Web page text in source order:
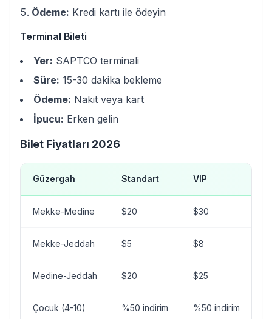
Ödeme: Kredi kartı ile ödeyin
Terminal Bileti
Yer: SAPTCO terminali
Süre: 15-30 dakika bekleme
Ödeme: Nakit veya kart
İpucu: Erken gelin
Bilet Fiyatları 2026
Güzergah Standart VIP
Mekke-Medine $20 $30
Mekke-Jeddah $5 $8
Medine-Jeddah $20 $25
Çocuk (4-10) %50 indirim %50 indirim